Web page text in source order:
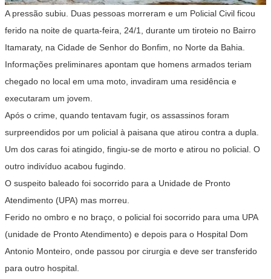
A pressão subiu. Duas pessoas morreram e um Policial Civil ficou
ferido na noite de quarta-feira, 24/1, durante um tiroteio no Bairro
Itamaraty, na Cidade de Senhor do Bonfim, no Norte da Bahia.
Informações preliminares apontam que homens armados teriam
chegado no local em uma moto, invadiram uma residência e
executaram um jovem.
Após o crime, quando tentavam fugir, os assassinos foram
surpreendidos por um policial à paisana que atirou contra a dupla.
Um dos caras foi atingido, fingiu-se de morto e atirou no policial. O
outro indivíduo acabou fugindo.
O suspeito baleado foi socorrido para a Unidade de Pronto
Atendimento (UPA) mas morreu.
Ferido no ombro e no braço, o policial foi socorrido para uma UPA
(unidade de Pronto Atendimento) e depois para o Hospital Dom
Antonio Monteiro, onde passou por cirurgia e deve ser transferido
para outro hospital.